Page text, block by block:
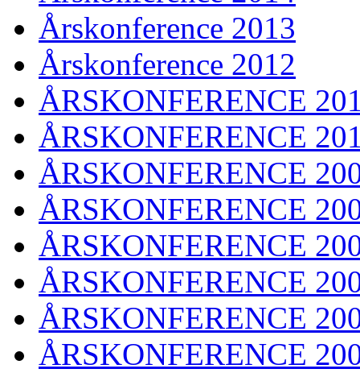
Årskonference 2013
Årskonference 2012
ÅRSKONFERENCE
ÅRSKONFERENCE
ÅRSKONFERENCE
ÅRSKONFERENCE
ÅRSKONFERENCE
ÅRSKONFERENCE
ÅRSKONFERENCE
ÅRSKONFERENCE